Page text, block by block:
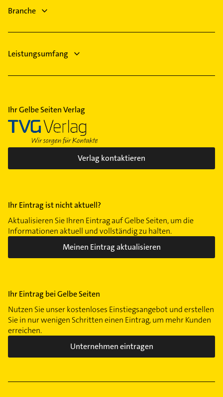
Physikalische Therapie
Branche
Leistungsumfang
Ihr Gelbe Seiten Verlag
Verlag kontaktieren
Ihr Eintrag ist nicht aktuell?
Aktualisieren Sie Ihren Eintrag auf Gelbe Seiten, um die
Informationen aktuell und vollständig zu halten.
Meinen Eintrag aktualisieren
Ihr Eintrag bei Gelbe Seiten
Nutzen Sie unser kostenloses Einstiegsangebot und erstellen
Sie in nur wenigen Schritten einen Eintrag, um mehr Kunden
erreichen.
Unternehmen eintragen